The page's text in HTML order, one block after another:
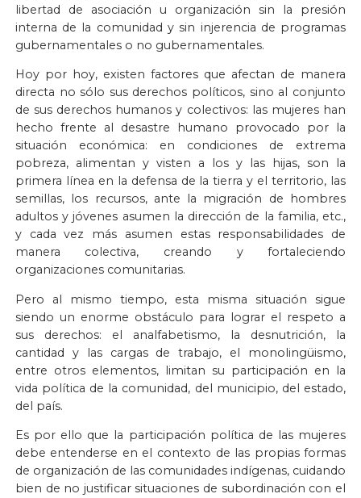
libertad de asociación u organización sin la presión
interna de la comunidad y sin injerencia de programas
gubernamentales o no gubernamentales.
Hoy por hoy, existen factores que afectan de manera
directa no sólo sus derechos políticos, sino al conjunto
de sus derechos humanos y colectivos: las mujeres han
hecho frente al desastre humano provocado por la
situación económica: en condiciones de extrema
pobreza, alimentan y visten a los y las hijas, son la
primera línea en la defensa de la tierra y el territorio, las
semillas, los recursos, ante la migración de hombres
adultos y jóvenes asumen la dirección de la familia, etc.,
y cada vez más asumen estas responsabilidades de
manera colectiva, creando y fortaleciendo
organizaciones comunitarias.
Pero al mismo tiempo, esta misma situación sigue
siendo un enorme obstáculo para lograr el respeto a
sus derechos: el analfabetismo, la desnutrición, la
cantidad y las cargas de trabajo, el monolingüismo,
entre otros elementos, limitan su participación en la
vida política de la comunidad, del municipio, del estado,
del país.
Es por ello que la participación política de las mujeres
debe entenderse en el contexto de las propias formas
de organización de las comunidades indígenas, cuidando
bien de no justificar situaciones de subordinación con el